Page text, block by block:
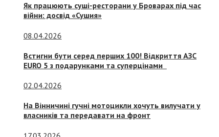
Як працюють суші-ресторани у Броварах під час
війни: досвід «Сушия»
08.04.2026
Встигни бути серед перших 100! Відкриття АЗС
EURO 5 з подарунками та суперцінами
02.04.2026
На Вінничині гучні мотоцикли хочуть вилучати у
власників та передавати на фронт